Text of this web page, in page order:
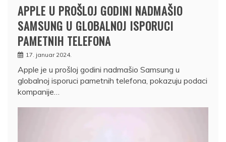
APPLE U PROŠLOJ GODINI NADMAŠIO
SAMSUNG U GLOBALNOJ ISPORUCI
PAMETNIH TELEFONA
17. januar 2024.
Apple je u prošloj godini nadmašio Samsung u
globalnoj isporuci pametnih telefona, pokazuju podaci
kompanije…